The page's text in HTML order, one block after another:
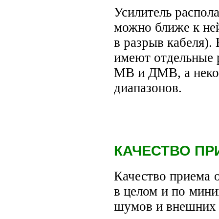
Усилитель
можно ближе к
в разрыв кабеля).
имеют отдельные
МВ и ДМВ, а
диапазонов.
КАЧЕСТВО
Качество приема
в целом и по
шумов и внешних